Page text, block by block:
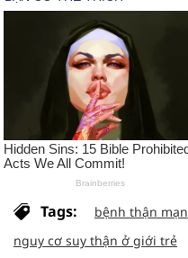
Tags: bệnh thận mạn
nguy cơ suy thận ở giới trẻ